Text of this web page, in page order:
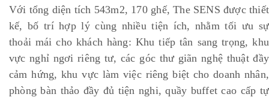
Với tổng diện tích 543m2, 170 ghế, The SENS được thiết
kế, bố trí hợp lý cùng nhiều tiện ích, nhằm tối ưu sự
thoải mái cho khách hàng: Khu tiếp tân sang trọng, khu
vực nghỉ ngơi riêng tư, các góc thư giãn nghệ thuật đầy
cảm hứng, khu vực làm việc riêng biệt cho doanh nhân,
phòng bàn thảo đầy đủ tiện nghi, quầy buffet cao cấp tự